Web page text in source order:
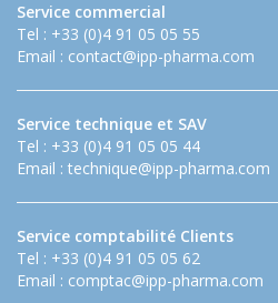
Service commercial
Tel : +33 (0)4 91 05 05 55
Email : contact@ipp-pharma.com
Service technique et SAV
Tel : +33 (0)4 91 05 05 44
Email : technique@ipp-pharma.com
Service comptabilité Clients
Tel : +33 (0)4 91 05 05 62
Email : comptac@ipp-pharma.com